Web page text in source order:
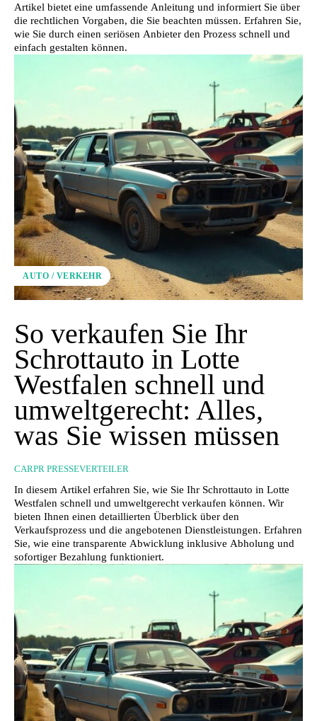
Artikel bietet eine umfassende Anleitung und informiert Sie über
die rechtlichen Vorgaben, die Sie beachten müssen. Erfahren Sie,
wie Sie durch einen seriösen Anbieter den Prozess schnell und
einfach gestalten können.
AUTO / VERKEHR
So verkaufen Sie Ihr
Schrottauto in Lotte
Westfalen schnell und
umweltgerecht: Alles,
was Sie wissen müssen
CARPR PRESSEVERTEILER
In diesem Artikel erfahren Sie, wie Sie Ihr Schrottauto in Lotte
Westfalen schnell und umweltgerecht verkaufen können. Wir
bieten Ihnen einen detaillierten Überblick über den
Verkaufsprozess und die angebotenen Dienstleistungen. Erfahren
Sie, wie eine transparente Abwicklung inklusive Abholung und
sofortiger Bezahlung funktioniert.